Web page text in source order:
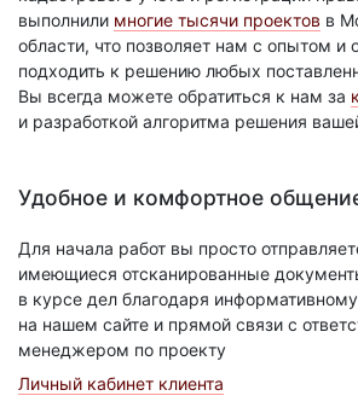
выполнили многие тысячи проектов в
области, что позволяет нам с опытом и
подходить к решению любых
Вы всегда можете обратиться к нам за
и разработкой алгоритма решения
Удобное и комфортное
Для начала работ вы просто
имеющиеся отсканированные
в курсе дел благодаря
на нашем сайте и прямой связи с
менеджером по проекту
Личный кабинет клиента